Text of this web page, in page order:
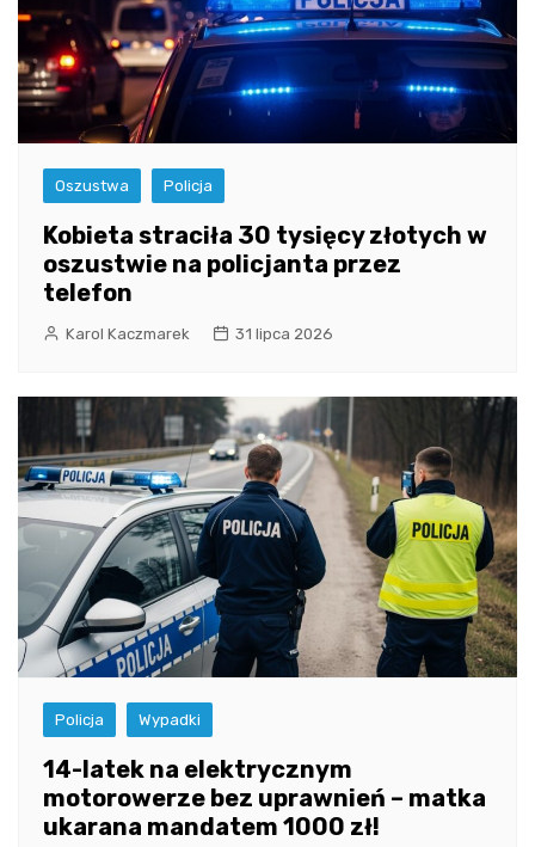
Oszustwa Policja
Kobieta straciła 30 tysięcy złotych w
oszustwie na policjanta przez
telefon
Karol Kaczmarek 31 lipca 2026
Policja Wypadki
14-latek na elektrycznym
motorowerze bez uprawnień – matka
ukarana mandatem 1000 zł!